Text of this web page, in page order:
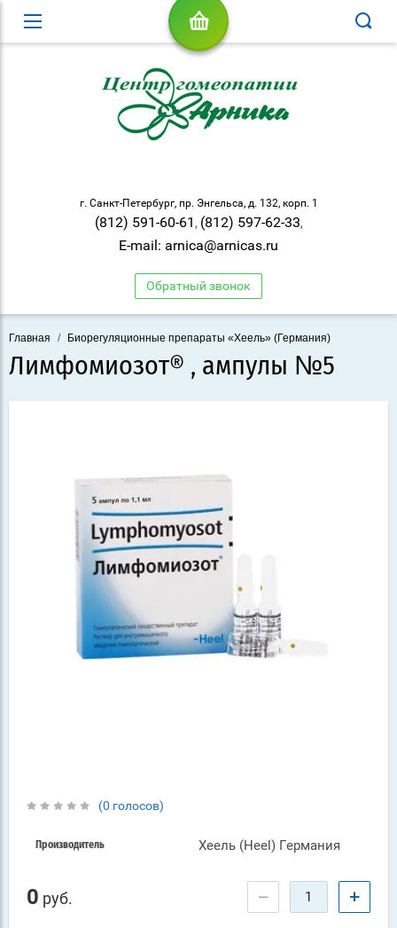
г. Санкт-Петербург, пр. Энгельса, д. 132, корп. 1
(812) 591-60-61 , (812) 597-62-33,
E-mail: arnica@arnicas.ru
Обратный звонок
Главная / Биорегуляционные препараты «Хеель» (Германия)
Лимфомиозот® , ампулы №5
(0 голосов)
Производитель Хеель (Heel) Германия
0 руб. − +